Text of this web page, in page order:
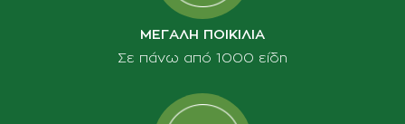
ΜΕΓΑΛΗ ΠΟΙΚΙΛΙΑ
Σε πάνω από 1000 είδη